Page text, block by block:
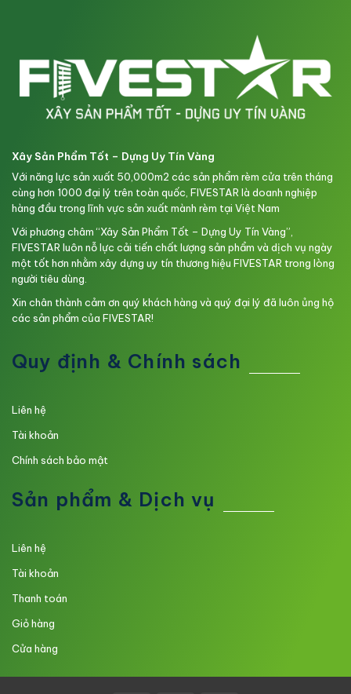
Xây Sản Phẩm Tốt – Dựng Uy Tín Vàng
Với năng lực sản xuất 50,000m2 các sản phẩm rèm cửa trên tháng
cùng hơn 1000 đại lý trên toàn quốc, FIVESTAR là doanh nghiệp
hàng đầu trong lĩnh vực sản xuất mành rèm tại Việt Nam
Với phương châm “Xây Sản Phẩm Tốt – Dựng Uy Tín Vàng”,
FIVESTAR luôn nỗ lực cải tiến chất lượng sản phẩm và dịch vụ ngày
một tốt hơn nhằm xây dựng uy tín thương hiệu FIVESTAR trong lòng
người tiêu dùng.
Xin chân thành cảm ơn quý khách hàng và quý đại lý đã luôn ủng hộ
các sản phẩm của FIVESTAR!
Quy định & Chính sách
Liên hệ
Tài khoản
Chính sách bảo mật
Sản phẩm & Dịch vụ
Liên hệ
Tài khoản
Thanh toán
Giỏ hàng
Cửa hàng